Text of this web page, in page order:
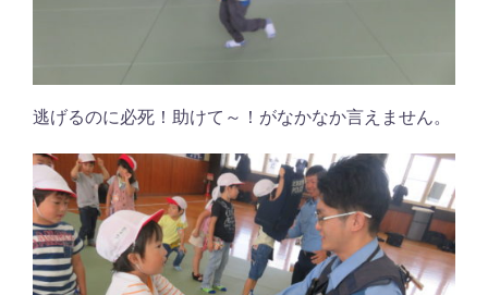
逃げるのに必死！助けて～！がなかなか言えません。